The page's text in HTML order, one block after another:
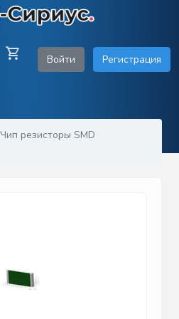
Войти Регистрация
Чип резисторы SMD